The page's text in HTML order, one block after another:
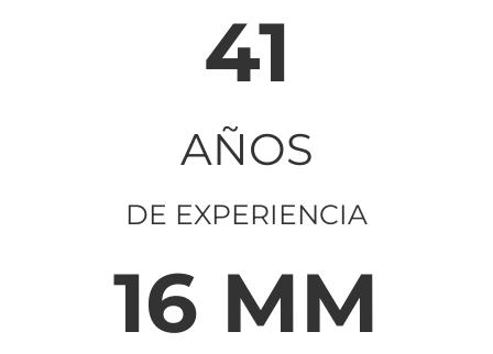
41
AÑOS
DE EXPERIENCIA
16 MM